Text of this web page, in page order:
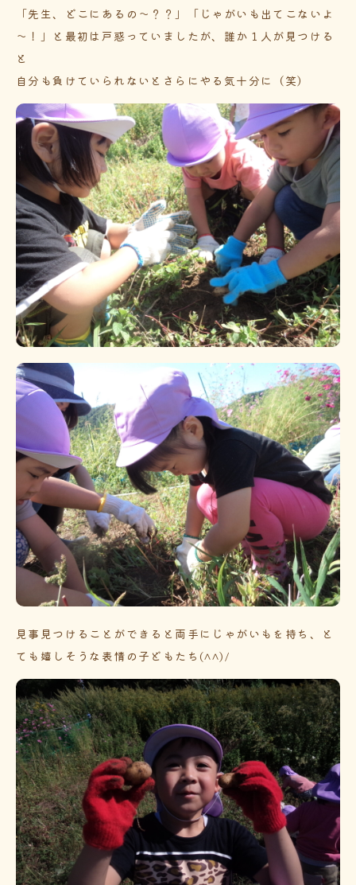
「先生、どこにあるの～？？」「じゃがいも出てこないよ
～！」と最初は戸惑っていましたが、誰か１人が見つける
と
自分も負けていられないとさらにやる気十分に（笑）
見事見つけることができると両手にじゃがいもを持ち、と
ても嬉しそうな表情の子どもたち(^^)/